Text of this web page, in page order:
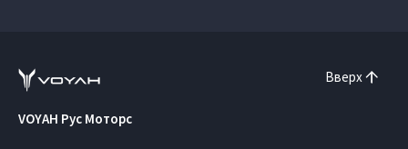
Вверх
VOYAH Рус Моторс